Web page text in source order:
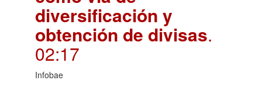
diversificación y
obtención de divisas.
02:17
Infobae